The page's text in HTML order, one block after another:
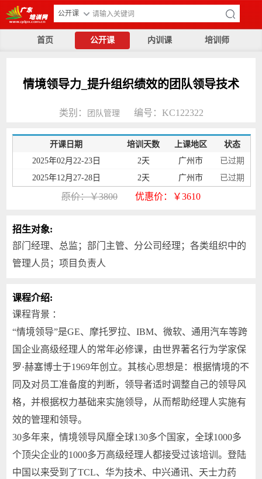
公开课
首页 公开课 内训课 培训师
情境领导力_提升组织绩效的团队领导技术
类别： 团队管理 编号：KC122322
开课日期 培训天数 上课地区
状态
2025年02月22-23日
2天 广州市
已过期
2025年12月27-28日
2天 广州市 已过期
原价：￥3800 优惠价：￥3610
招生对象:
部门经理、总监；部门主管、分公司经理；各类组织中的
管理人员；项目负责人
课程介绍:
课程背景 ：
“情境领导”是GE、摩托罗拉、IBM、微软、通用汽车等跨
国企业高级经理人的常年必修课，由世界著名行为学家保
罗·赫塞博士于1969年创立。其核心思想是：根据情境的不
同及对员工准备度的判断，领导者适时调整自己的领导风
格，并根据权力基础来实施领导，从而帮助经理人实施有
效的管理和领导。
30多年来，情境领导风靡全球130多个国家，全球1000多
个顶尖企业的1000多万高级经理人都接受过该培训。登陆
中国以来受到了TCL、华为技术、中兴通讯、天士力药